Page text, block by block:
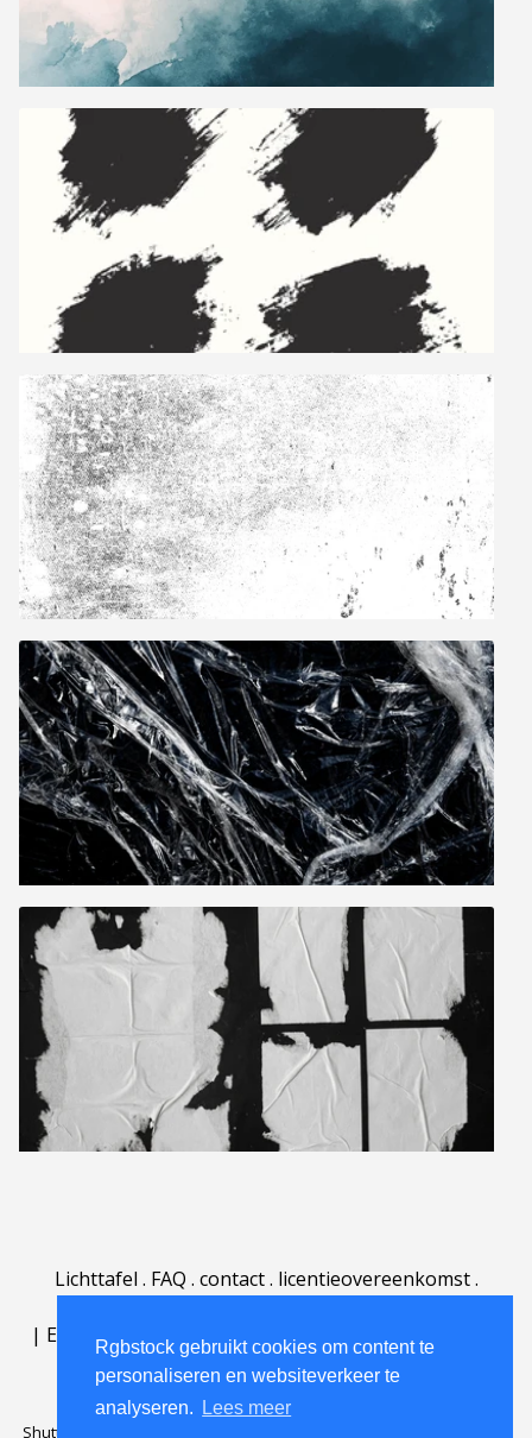
Rgbstock gebruikt cookies om content te
personaliseren en websiteverkeer te
analyseren.
Lees meer
Lichttafel . FAQ . contact. licentieovereenkomst.
| English | Deutsch Español | Português
Nederlands|
Shutterstock official partner of Rgbstock